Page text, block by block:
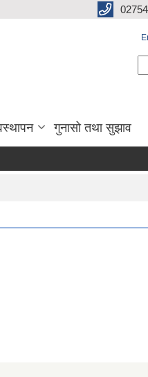
गुनासो तथा सुझाव